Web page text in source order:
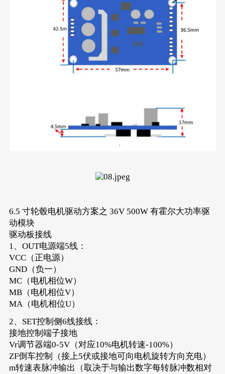
6.5 寸轮毂电机驱动方案之 36V 500W 有霍尔大功率驱
动模块
驱动板接线
1、OUT电源端5线：
VCC（正电源）
GND（负一）
MC（电机相位W）
MB（电机相位V）
MA（电机相位U）
2、SET控制侧6线接线：
接地控制端子接地
Vr调节器端0-5V（对应10%电机转速-100%）
ZF倒车控制（接上5伏或接地可向电机旋转方向充电）
m转速表脉冲输出（取决于与输出数字每转脉冲数相对